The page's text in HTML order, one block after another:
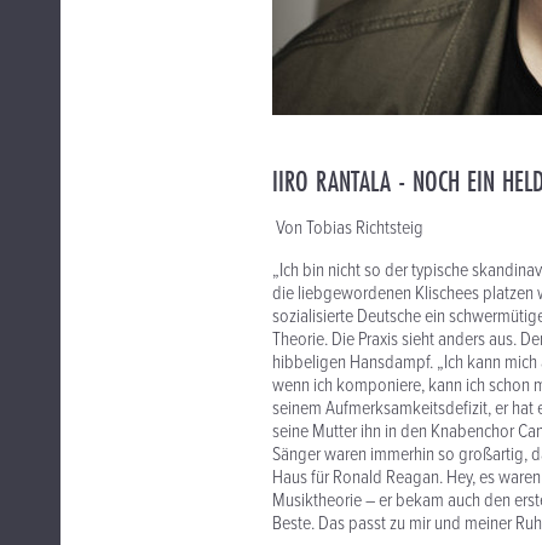
IIRO RANTALA - NOCH EIN
Von Tobias Richtsteig
„Ich bin nicht so der typische
die liebgewordenen Klischees platzen
sozialisierte Deutsche ein
Theorie. Die Praxis sieht anders aus.
hibbeligen Hansdampf. „Ich kann
wenn ich komponiere, kann ich schon
seinem Aufmerksamkeitsdefizit, er
seine Mutter ihn in den Knabenchor
Sänger waren immerhin so großartig,
Haus für Ronald Reagan. Hey, es
Musiktheorie – er bekam auch den
Beste. Das passt zu mir und meiner